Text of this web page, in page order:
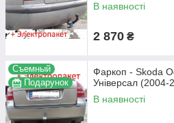
В наявності
2 870 ₴
Съемный
Подарунок
Фаркоп - Skoda
Універсал
В наявності